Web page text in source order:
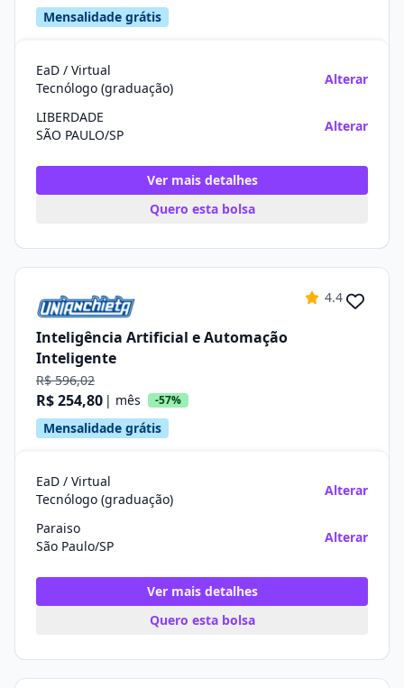
Mensalidade grátis
EaD / Virtual
Tecnólogo (graduação)
Alterar
LIBERDADE
SÃO PAULO/SP
Alterar
Ver mais detalhes
Quero esta bolsa
4.4
Inteligência Artificial e Automação
Inteligente
R$ 596,02
R$ 254,80 | mês -57%
Mensalidade grátis
EaD / Virtual
Tecnólogo (graduação)
Alterar
Paraiso
São Paulo/SP
Alterar
Ver mais detalhes
Quero esta bolsa